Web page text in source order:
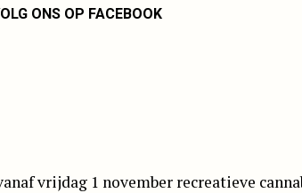
ONS OP FACEBOOK
vrijdag 1 november recreatieve